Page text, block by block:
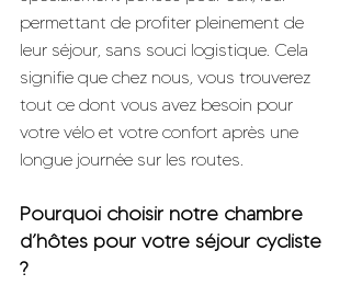
permettant de profiter pleinement de
leur séjour, sans souci logistique. Cela
signifie que chez nous, vous trouverez
tout ce dont vous avez besoin pour
votre vélo et votre confort après une
longue journée sur les routes.
Pourquoi choisir notre chambre
d’hôtes pour votre séjour cycliste
?